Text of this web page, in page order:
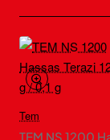
Tem
TEM NS 1200